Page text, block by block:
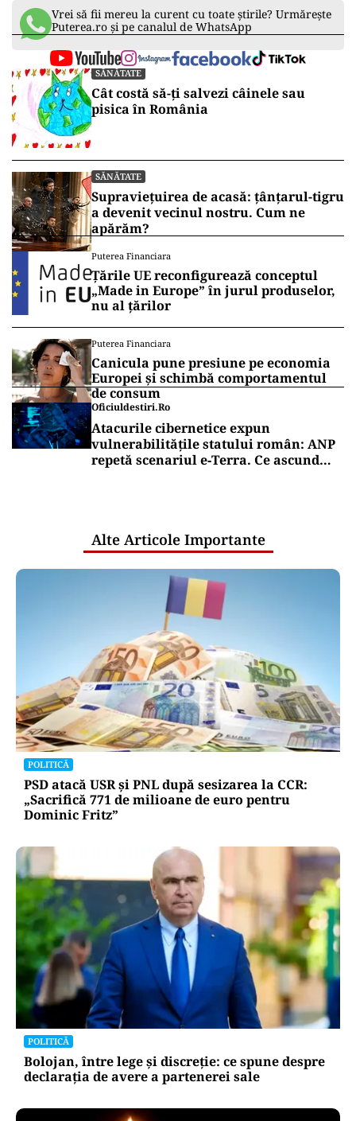
Vrei să fii mereu la curent cu toate știrile? Urmărește
Puterea.ro și pe canalul de WhatsApp
SĂNĂTATE
Cât costă să-ți salvezi câinele sau
pisica în România
SĂNĂTATE
Supraviețuirea de acasă: țânțarul-tigru
a devenit vecinul nostru. Cum ne
apărăm?
Puterea Financiara
Țările UE reconfigurează conceptul
„Made in Europe” în jurul produselor,
nu al țărilor
Puterea Financiara
Canicula pune presiune pe economia
Europei și schimbă comportamentul
de consum
Oficiuldestiri.ro
Atacurile cibernetice expun
vulnerabilitățile statului român: ANP
repetă scenariul e‑Terra. Ce ascund
Alte Articole Importante
POLITICĂ
PSD atacă USR și PNL după sesizarea la CCR:
„Sacrifică 771 de milioane de euro pentru
Dominic Fritz”
POLITICĂ
Bolojan, între lege și discreție: ce spune despre
declarația de avere a partenerei sale